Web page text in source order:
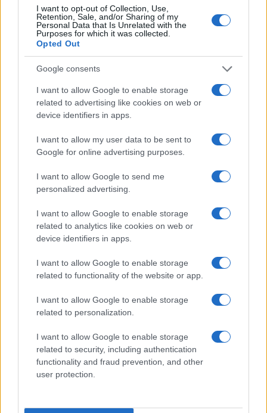
I want to opt-out of Collection, Use,
Retention, Sale, and/or Sharing of my
Personal Data that Is Unrelated with the
Purposes for which it was collected.
Opted Out
Google consents
I want to allow Google to enable storage
related to advertising like cookies on web or
device identifiers in apps.
I want to allow my user data to be sent to
Google for online advertising purposes.
I want to allow Google to send me
personalized advertising.
I want to allow Google to enable storage
related to analytics like cookies on web or
device identifiers in apps.
I want to allow Google to enable storage
related to functionality of the website or app.
I want to allow Google to enable storage
related to personalization.
I want to allow Google to enable storage
related to security, including authentication
functionality and fraud prevention, and other
user protection.
de nem direkt módon beszél traumáról. Inkább olyan teret
hoz létre, ahol a sérülés, az izoláció és a későbbi
feldolgozás anyagokon keresztül válik érzékelhetővé. A cím
Sylvia PlathAz üvegburacímű regényéből érkezik, és
pontosan érzékelteti ezt az átmeneti állapotot: mintha
valaki hosszú idő után, sűrű víz alól jutna újra levegőhöz. A
kiállításban az ártér világa is fontos szerepet kap. A
mélyben bomlás és rothadás zajlik, a felszínen viszont már új
minőségek képződnek. A vályog, homok, üveg, textil és
papír egyszerre idéznek meg valami törékenyt és súlyosat.
A kiállítás hanginstallációval is kiegészül, Mákó Rozi
közreműködésével. A kiállítás július 19-ig látogatható.
Huminilowicz Vanda:Hisz egy
gyékényen árulunk
Huminilowicz Vanda festményei előtt nem az a
inkább az érzékelés felől közelítenek: nem a „mi”, hanem a
„hogyan” válik fontossá. Képei nem az ábrázolásra épülnek,
hanem arra, ahogyan a színek, a formák és az átmenetek
egymásba folynak. Nincsenek éles határok. A formák
egymásba sugároznak, a színek lassan átfolynak egymásba,